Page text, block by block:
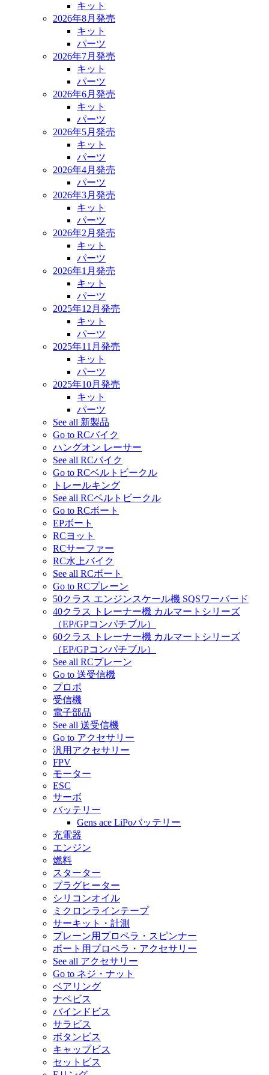
キット
2026年8月発売
キット
パーツ
2026年7月発売
キット
パーツ
2026年6月発売
キット
パーツ
2026年5月発売
キット
パーツ
2026年4月発売
パーツ
2026年3月発売
キット
パーツ
2026年2月発売
キット
パーツ
2026年1月発売
キット
パーツ
2025年12月発売
キット
パーツ
2025年11月発売
キット
パーツ
2025年10月発売
キット
パーツ
See all 新製品
Go to RCバイク
ハングオン レーサー
See all RCバイク
Go to RCベルトビークル
トレールキング
See all RCベルトビークル
Go to RCボート
EPボート
RCヨット
RCサーファー
RC水上バイク
See all RCボート
Go to RCプレーン
50クラス エンジンスケール機 SQSワーバード
40クラス トレーナー機 カルマートシリーズ
（EP/GPコンパチブル）
60クラス トレーナー機 カルマートシリーズ
（EP/GPコンパチブル）
See all RCプレーン
Go to 送受信機
プロポ
受信機
電子部品
See all 送受信機
Go to アクセサリー
汎用アクセサリー
FPV
モーター
ESC
サーボ
バッテリー
Gens ace LiPoバッテリー
充電器
エンジン
燃料
スターター
プラグヒーター
シリコンオイル
ミクロンラインテープ
サーキット・計測
プレーン用プロペラ・スピンナー
ボート用プロペラ・アクセサリー
See all アクセサリー
Go to ネジ・ナット
ベアリング
ナベビス
バインドビス
サラビス
ボタンビス
キャップビス
セットビス